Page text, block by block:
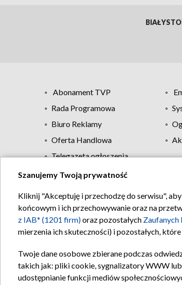
Abonament TVP
Rada Programowa
Biuro Reklamy
Oferta Handlowa
Telegazeta ogłoszenia
Szanujemy Twoją prywatność
Kliknij "Akceptuję i przechodzę do serwisu",
końcowym i ich przechowywanie oraz na
z IAB* (1201 firm)oraz pozostałych
mierzenia ich skuteczności) i pozostałych,
Twoje dane osobowe zbierane podczas
takich jak: pliki cookie, sygnalizatory WWW
udostępnianie funkcji mediów